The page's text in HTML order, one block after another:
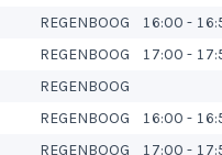
REGENBOOG
16:00 -
REGENBOOG
17:00 -
REGENBOOG
REGENBOOG
16:00 -
REGENBOOG
17:00 -